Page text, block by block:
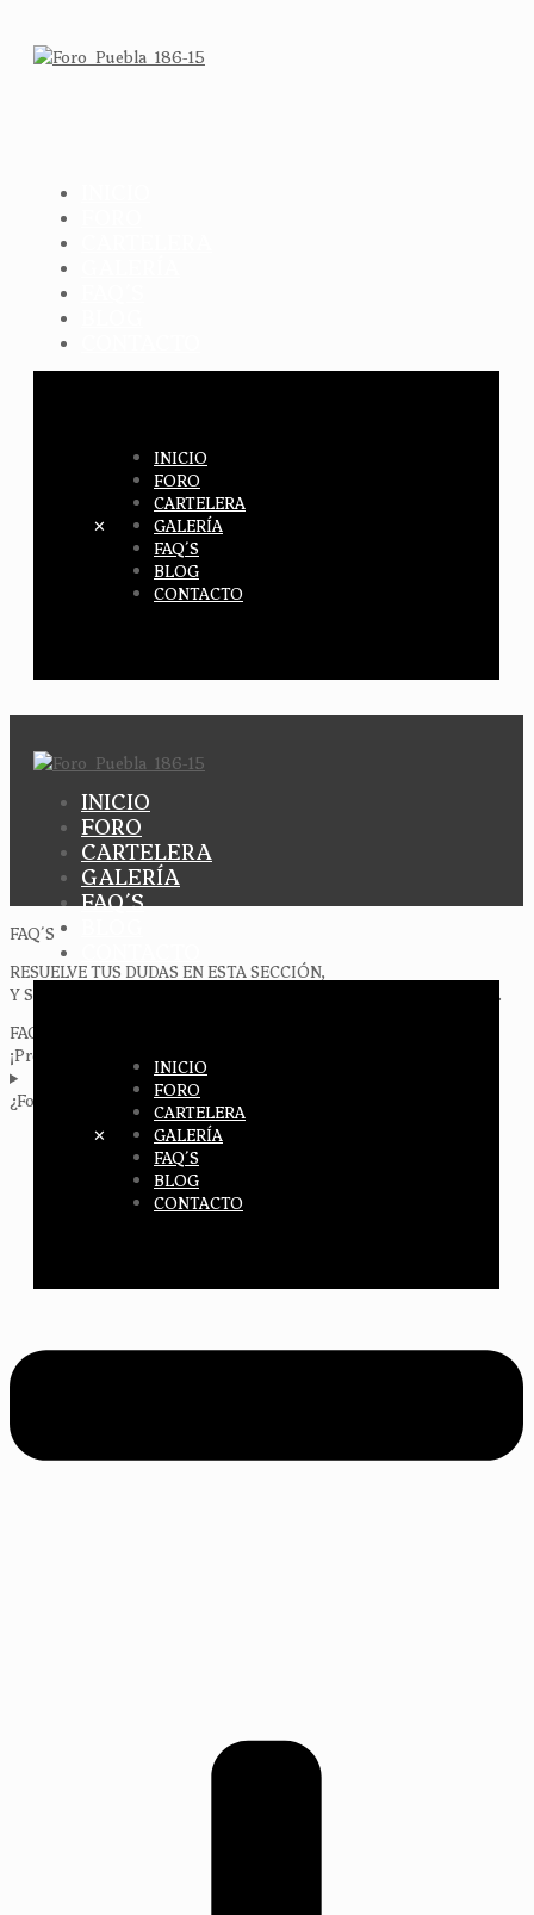
✕
INICIO
FORO
CARTELERA
GALERÍA
FAQ´S
BLOG
CONTACTO
INICIO
FORO
CARTELERA
GALERÍA
FAQ´S
✕
INICIO
FORO
CARTELERA
GALERÍA
FAQ´S
BLOG
CONTACTO
FAQ´S
RESUELVE TUS DUDAS EN ESTA SECCIÓN,
Y SI NO ENCUENTRAS LA RESPUESTA MANDANOS UN MENSAJE.
FAQ´S
¡Pregúntanos!
¿Foro Puebla cuenta con estacionamiento?